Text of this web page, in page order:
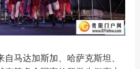
马达加斯加、哈萨克斯坦、